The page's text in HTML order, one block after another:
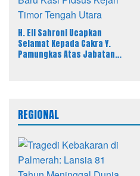
H. Eli Sahroni Ucapkan
Selamat Kepada Cakra Y.
Pamungkas Atas Jabatan
REGIONAL